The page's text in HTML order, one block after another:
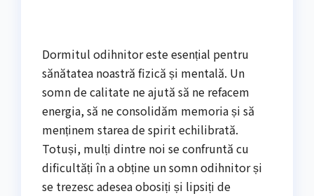
Dormitul odihnitor este esențial pentru
sănătatea noastră fizică și mentală. Un
somn de calitate ne ajută să ne refacem
energia, să ne consolidăm memoria și să
menținem starea de spirit echilibrată.
Totuși, mulți dintre noi se confruntă cu
dificultăți în a obține un somn odihnitor și
se trezesc adesea obosiți și lipsiți de